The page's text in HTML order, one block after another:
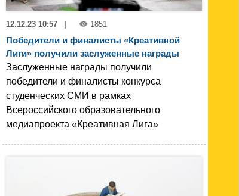
12.12.23 10:57 | 1851
Победители и финалисты «Креативной
Лиги» получили заслуженные награды
Заслуженные награды получили
победители и финалисты конкурса
студенческих СМИ в рамках
Всероссийского образовательного
медиапроекта «Креативная Лига»